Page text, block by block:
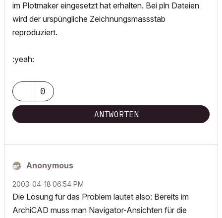
im Plotmaker eingesetzt hat erhalten. Bei pln Dateien
wird der urspüngliche Zeichnungsmassstab
reproduziert.
:yeah:
0
ANTWORTEN
Anonymous
‎2003-04-18 06:54 PM
Die Lösung für das Problem lautet also: Bereits im
ArchiCAD muss man Navigator-Ansichten für die